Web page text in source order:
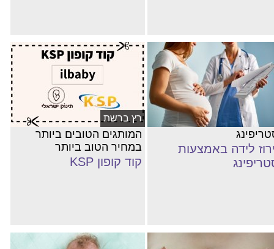
לידה באמצעות
רץ ברשת
המותגים הטובים ביותר
במחיר הטוב ביותר
קוד קופון KSP